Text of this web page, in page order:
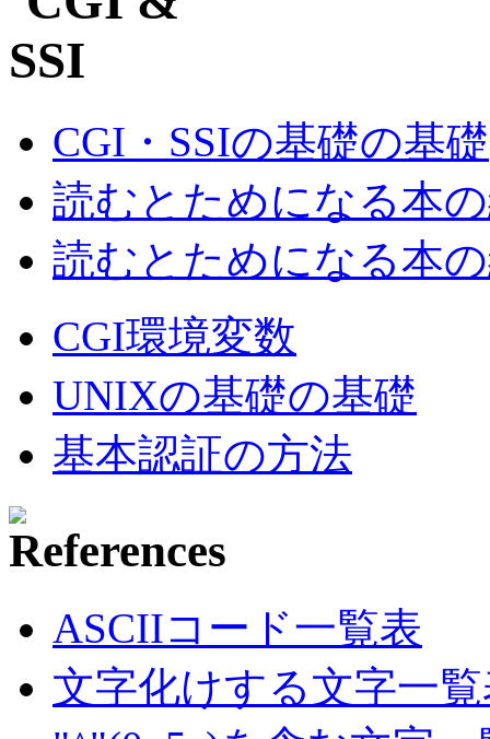
CGI・SSIの基礎の基礎
読むとためになる本
読むとためになる本
CGI環境変数
UNIXの基礎の基礎
基本認証の方法
ASCIIコード一覧表
文字化けする文字一